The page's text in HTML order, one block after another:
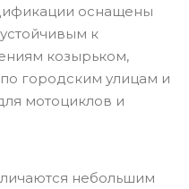
оснащены
к
козырьком,
городским улицам и
мотоциклов и
небольшим